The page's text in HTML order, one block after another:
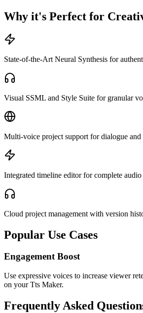
Why it's Perfect for
State-of-the-Art Neural Synthesis for
Visual SSML and Style Suite for granular
Multi-voice project support for dialogue and
Integrated timeline editor for complete
Cloud project management with version
Popular Use Cases
Engagement Boost
Use expressive voices to increase viewer
on your Tts Maker.
Frequently Asked